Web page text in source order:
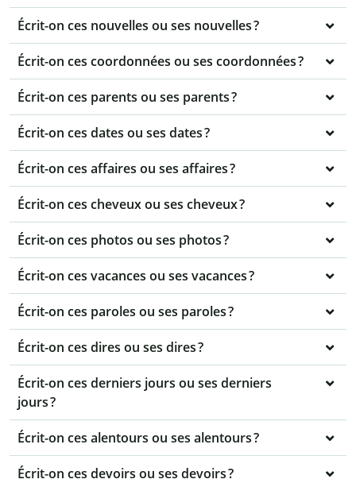
Écrit-on ces nouvelles ou ses nouvelles ?
Écrit-on ces coordonnées ou ses coordonnées ?
Écrit-on ces parents ou ses parents ?
Écrit-on ces dates ou ses dates ?
Écrit-on ces affaires ou ses affaires ?
Écrit-on ces cheveux ou ses cheveux ?
Écrit-on ces photos ou ses photos ?
Écrit-on ces vacances ou ses vacances ?
Écrit-on ces paroles ou ses paroles ?
Écrit-on ces dires ou ses dires ?
Écrit-on ces derniers jours ou ses derniers
jours ?
Écrit-on ces alentours ou ses alentours ?
Écrit-on ces devoirs ou ses devoirs ?